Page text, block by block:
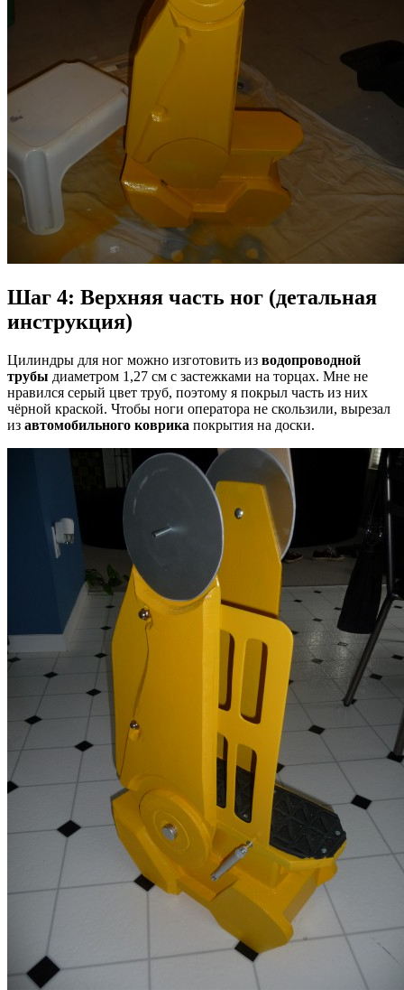
Шаг 4: Верхняя часть ног (детальная
инструкция)
Цилиндры для ног можно изготовить из водопроводной
трубы диаметром 1,27 см с застежками на торцах. Мне не
нравился серый цвет труб, поэтому я покрыл часть из них
чёрной краской. Чтобы ноги оператора не скользили, вырезал
из автомобильного коврика покрытия на доски.